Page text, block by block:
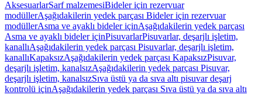
AksesuarlarSarf malzemesiBideler için rezervuar
modüllerAşağıdakilerin yedek parçası Bideler için rezervuar
modüllerAsma ve ayaklı bideler içinAşağıdakilerin yedek parçası
Asma ve ayaklı bideler içinPisuvarlarPisuvarlar, deşarjlı işletim,
kanallıAşağıdakilerin yedek parçası Pisuvarlar, deşarjlı işletim,
kanallıKapaksızAşağıdakilerin yedek parçası KapaksızPisuvar,
deşarjlı işletim, kanalsızAşağıdakilerin yedek parçası Pisuvar,
deşarjlı işletim, kanalsızSıva üstü ya da sıva altı pisuvar deşarj
kontrolü içinAşağıdakilerin yedek parçası Sıva üstü ya da sıva altı